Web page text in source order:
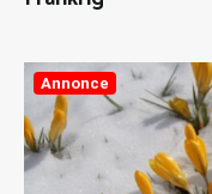
Annonce